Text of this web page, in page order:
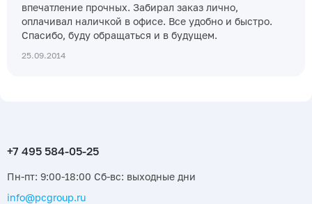
впечатление прочных. Забирал заказ лично,
оплачивал наличкой в офисе. Все удобно и быстро.
Спасибо, буду обращаться и в будущем.
25.09.2014
Пн-пт: 9:00-18:00 Сб-вс: выходные дни
info@pcgroup.ru